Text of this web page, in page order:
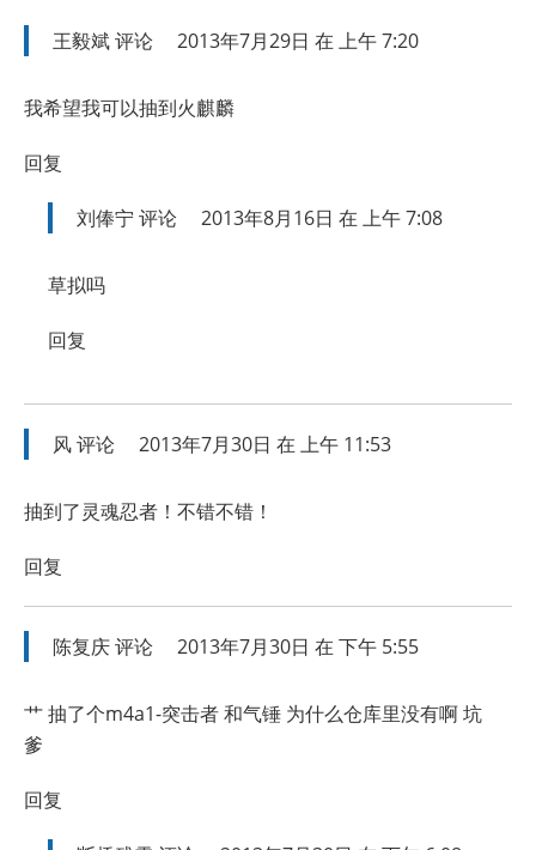
王毅斌评论 2013年7月29日 在 上午 7:20
我希望我可以抽到火麒麟
回复
刘俸宁 评论 2013年8月16日 在 上午 7:08
草拟吗
回复
风评论 2013年7月30日 在 上午 11:53
抽到了灵魂忍者！不错不错！
回复
陈复庆评论 2013年7月30日 在 下午 5:55
艹 抽了个m4a1-突击者 和气锤 为什么仓库里没有啊 坑
爹
回复